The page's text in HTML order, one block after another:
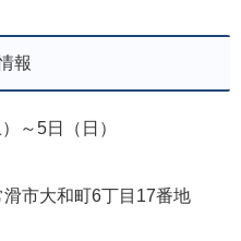
報
～5日（日）
市大和町6丁目17番地